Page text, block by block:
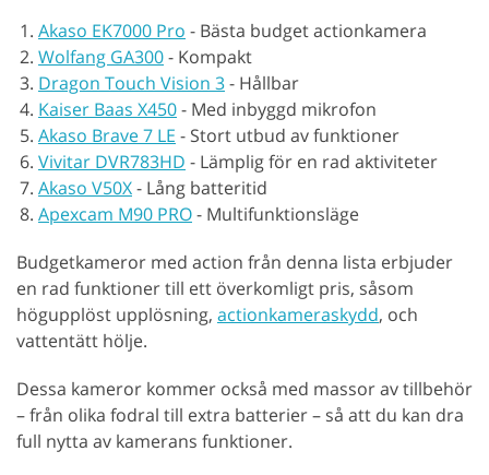
Akaso EK7000 Pro - Bästa budget actionkamera
Wolfang GA300- Kompakt
Dragon Touch Vision 3- Hållbar
Kaiser Baas X450- Med inbyggd mikrofon
Akaso Brave 7 LE - Stort utbud av funktioner
Vivitar DVR783HD - Lämplig för en rad aktiviteter
Akaso V50X- Lång batteritid
Apexcam M90 PRO- Multifunktionsläge
Budgetkameror med action från denna lista erbjuder
en rad funktioner till ett överkomligt pris, såsom
högupplöst upplösning, actionkameraskydd, och
vattentätt hölje.
Dessa kameror kommer också med massor av tillbehör
– från olika fodral till extra batterier – så att du kan dra
full nytta av kamerans funktioner.